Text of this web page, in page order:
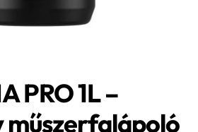
PRO 1L –
műszerfalápoló